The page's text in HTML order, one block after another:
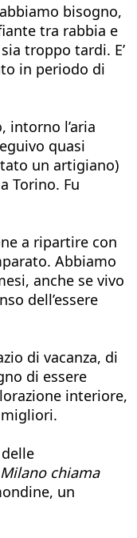
bisogno,
tra rabbia e
troppo tardi. E’
in periodo di
intorno l’aria
quasi
un artigiano)
Torino. Fu
a ripartire con
Abbiamo
anche se vivo
dell’essere
di vacanza, di
di essere
interiore,
Milano chiama
un